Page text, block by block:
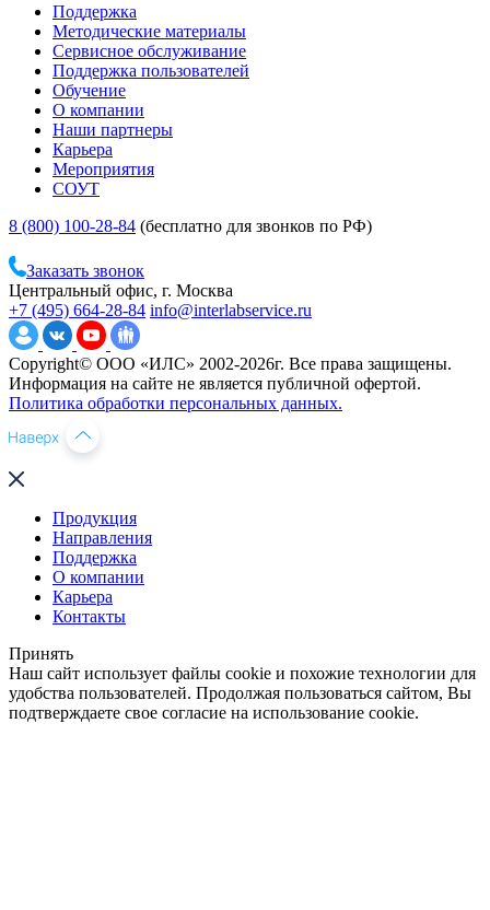
Поддержка
Методические материалы
Сервисное обслуживание
Поддержка пользователей
Обучение
О компании
Наши партнеры
Карьера
Мероприятия
СОУТ
8 (800) 100-28-84 (бесплатно для звонков по РФ)
Заказать звонок
Центральный офис, г. Москва
+7 (495) 664-28-84 info@interlabservice.ru
Copyright© ООО «ИЛС» 2002-2026г. Все права защищены.
Информация на сайте не является публичной офертой.
Политика обработки персональных данных.
Продукция
Направления
Поддержка
О компании
Карьера
Контакты
Принять
Наш сайт использует файлы cookie и похожие технологии для
удобства пользователей. Продолжая пользоваться сайтом, Вы
подтверждаете свое согласие на использование cookie.